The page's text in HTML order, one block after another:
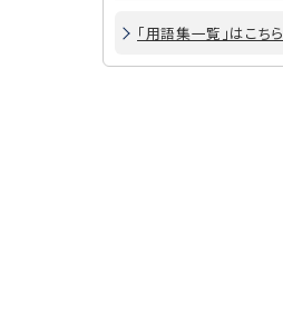
「用語集一覧」はこちら